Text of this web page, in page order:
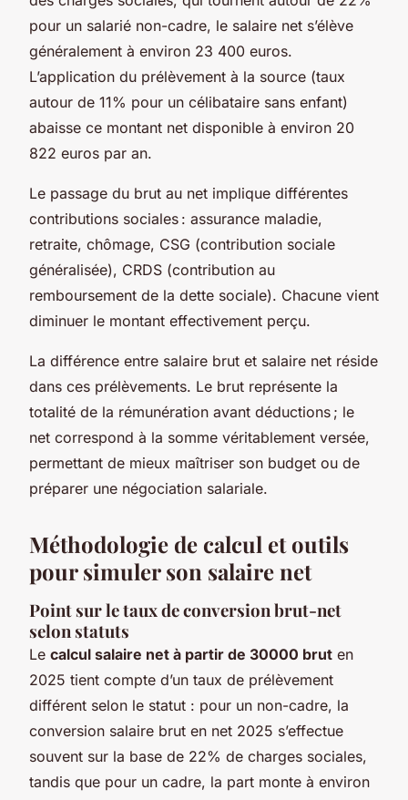
pour un salarié non-cadre, le salaire net s’élève
généralement à environ 23 400 euros.
L’application du prélèvement à la source (taux
autour de 11% pour un célibataire sans enfant)
abaisse ce montant net disponible à environ 20
822 euros par an.
Le passage du brut au net implique différentes
contributions sociales : assurance maladie,
retraite, chômage, CSG (contribution sociale
généralisée), CRDS (contribution au
remboursement de la dette sociale). Chacune vient
diminuer le montant effectivement perçu.
La différence entre salaire brut et salaire net réside
dans ces prélèvements. Le brut représente la
totalité de la rémunération avant déductions ; le
net correspond à la somme véritablement versée,
permettant de mieux maîtriser son budget ou de
préparer une négociation salariale.
Méthodologie de calcul et outils
pour simuler son salaire net
Point sur le taux de conversion brut-net
selon statuts
Le calcul salaire net à partir de 30000 brut en
2025 tient compte d’un taux de prélèvement
différent selon le statut : pour un non-cadre, la
conversion salaire brut en net 2025 s’effectue
souvent sur la base de 22% de charges sociales,
tandis que pour un cadre, la part monte à environ